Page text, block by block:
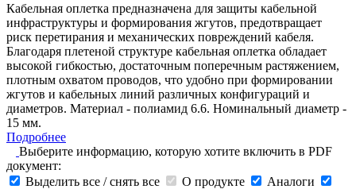
Кабельная оплетка предназначена для защиты кабельной
инфраструктуры и формирования жгутов, предотвращает
риск перетирания и механических повреждений кабеля.
Благодаря плетеной структуре кабельная оплетка обладает
высокой гибкостью, достаточным поперечным растяжением,
плотным охватом проводов, что удобно при формировании
жгутов и кабельных линий различных конфигураций и
диаметров. Материал - полиамид 6.6. Номинальный диаметр -
15 мм.
Подробнее
Выберите информацию, которую хотите включить в PDF
документ:
Выделить все / снять все
О продукте
Аналоги